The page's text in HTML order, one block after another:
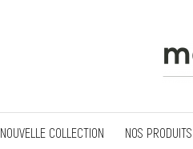
NOUVELLE COLLECTION NOS PRODUITS